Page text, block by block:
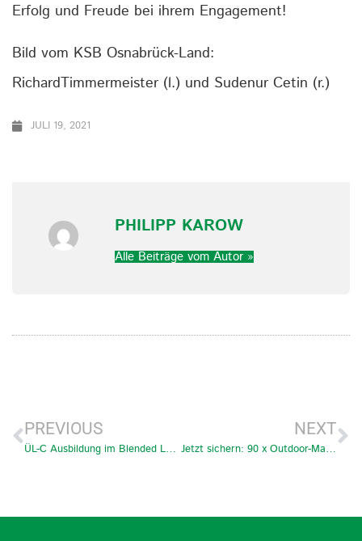
Erfolg und Freude bei ihrem Engagement!
Bild vom KSB Osnabrück-Land:
RichardTimmermeister (l.) und Sudenur Cetin (r.)
JULI 19, 2021
PHILIPP KAROW
Alle Beiträge vom Autor »
PREVIOUS
ÜL-C Ausbildung im Blended Learning Format
NEXT
Jetzt sichern: 90 x Outdoor-Material-Sets im Wert von 200 Euro